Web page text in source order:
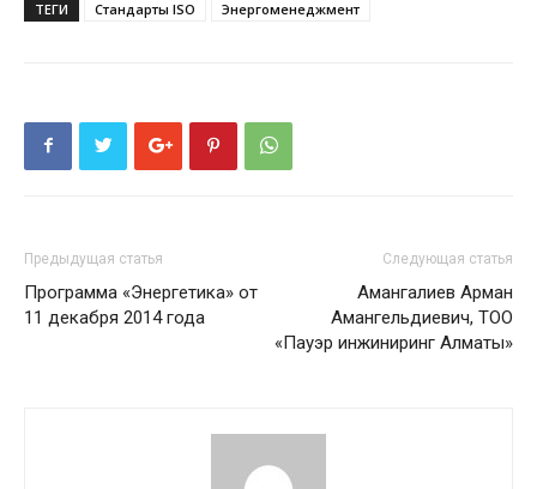
ТЕГИ Стандарты ISO Энергоменеджмент
Предыдущая статья
Программа «Энергетика» от
11 декабря 2014 года
Следующая статья
Амангалиев Арман
Амангельдиевич, ТОО
«Пауэр инжиниринг Алматы»